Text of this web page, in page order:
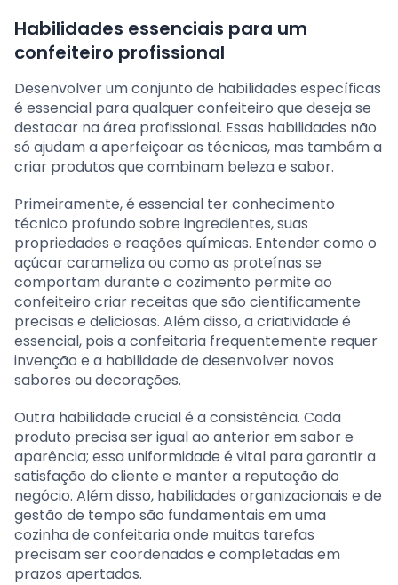
Habilidades essenciais para um
confeiteiro profissional
Desenvolver um conjunto de habilidades específicas
é essencial para qualquer confeiteiro que deseja se
destacar na área profissional. Essas habilidades não
só ajudam a aperfeiçoar as técnicas, mas também a
criar produtos que combinam beleza e sabor.
Primeiramente, é essencial ter conhecimento
técnico profundo sobre ingredientes, suas
propriedades e reações químicas. Entender como o
açúcar carameliza ou como as proteínas se
comportam durante o cozimento permite ao
confeiteiro criar receitas que são cientificamente
precisas e deliciosas. Além disso, a criatividade é
essencial, pois a confeitaria frequentemente requer
invenção e a habilidade de desenvolver novos
sabores ou decorações.
Outra habilidade crucial é a consistência. Cada
produto precisa ser igual ao anterior em sabor e
aparência; essa uniformidade é vital para garantir a
satisfação do cliente e manter a reputação do
negócio. Além disso, habilidades organizacionais e de
gestão de tempo são fundamentais em uma
cozinha de confeitaria onde muitas tarefas
precisam ser coordenadas e completadas em
prazos apertados.